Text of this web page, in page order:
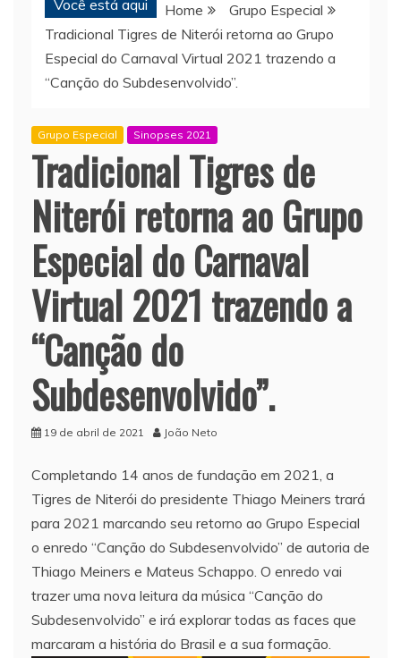
Você está aqui Home
Grupo Especial
Tradicional Tigres de Niterói retorna ao Grupo
Especial do Carnaval Virtual 2021 trazendo a
“Canção do Subdesenvolvido”.
Grupo Especial Sinopses 2021
Tradicional Tigres de
Niterói retorna ao Grupo
Especial do Carnaval
Virtual 2021 trazendo a
“Canção do
Subdesenvolvido”.
19 de abril de 2021 João Neto
Completando 14 anos de fundação em 2021, a
Tigres de Niterói do presidente Thiago Meiners trará
para 2021 marcando seu retorno ao Grupo Especial
o enredo “Canção do Subdesenvolvido” de autoria de
Thiago Meiners e Mateus Schappo. O enredo vai
trazer uma nova leitura da música “Canção do
Subdesenvolvido” e irá explorar todas as faces que
marcaram a história do Brasil e a sua formação.